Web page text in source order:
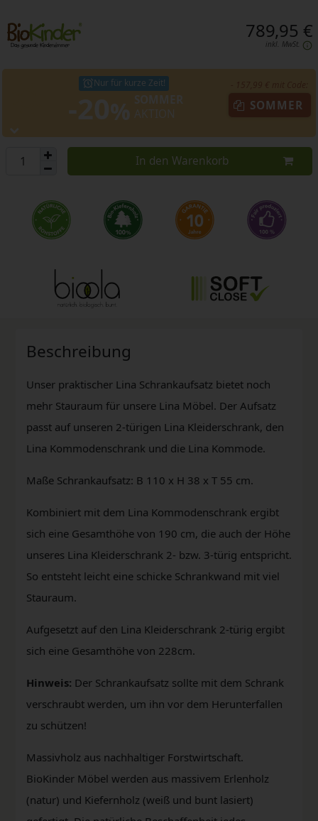
789,95 €
inkl. MwSt.
Nur für kurze Zeit!
SOMMER
In den Warenkorb
Beschreibung
Unser praktischer Lina Schrankaufsatz bietet noch
mehr Stauraum für unsere Lina Möbel. Der Aufsatz
passt auf unseren 2-türigen Lina Kleiderschrank, den
Lina Kommodenschrank und die Lina Kommode.
Maße Schrankaufsatz: B 110 x H 38 x T 55 cm.
Kombiniert mit dem Lina Kommodenschrank ergibt
sich eine Gesamthöhe von 190 cm, die auch der Höhe
unseres Lina Kleiderschrank 2- bzw. 3-türig entspricht.
So entsteht leicht eine schicke Schrankwand mit viel
Stauraum.
Aufgesetzt auf den Lina Kleiderschrank 2-türig ergibt
sich eine Gesamthöhe von 228cm.
Hinweis: Der Schrankaufsatz sollte mit dem Schrank
verschraubt werden, um ihn vor dem Herunterfallen
zu schützen!
Massivholz aus nachhaltiger Forstwirtschaft.
BioKinder Möbel werden aus massivem Erlenholz
(natur) und Kiefernholz (weiß und bunt lasiert)